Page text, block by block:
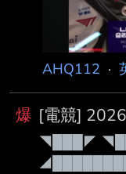
AHQ112 ·
爆 [電競]
◥███◤